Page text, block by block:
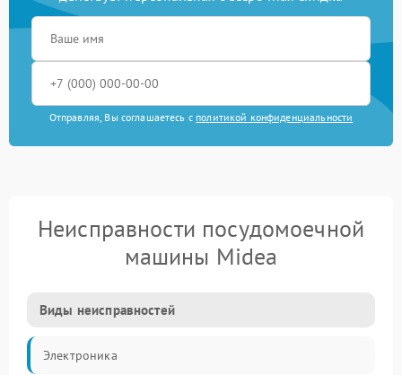
Отправляя, Вы соглашаетесь с политикой конфиденциальности
Неисправности посудомоечной
машины Midea
Виды неисправностей
Электроника